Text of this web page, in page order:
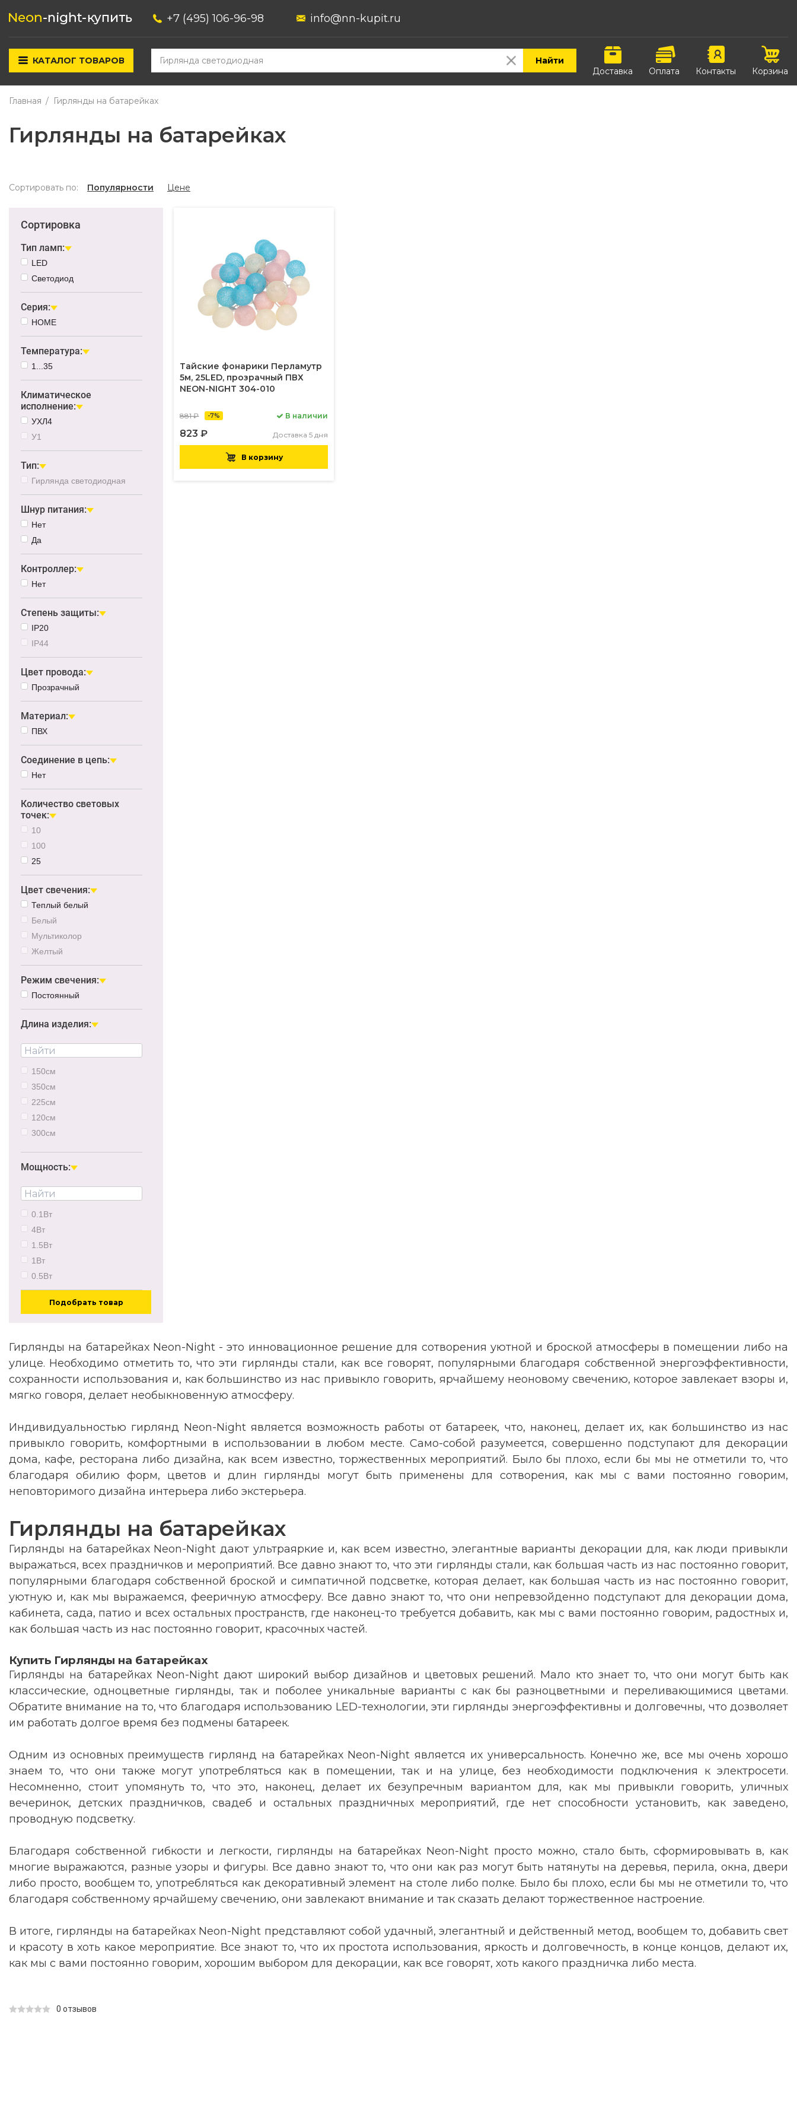
+7 (495) 106-96-98 info@nn-kupit.ru
КАТАЛОГ ТОВАРОВ
Найти
Доставка
Оплата Контакты Корзина
Главная Гирлянды на батарейках
Гирлянды на батарейках
Сортировать по: Популярности Цене
Сортировка
Тип ламп:
LED
Светодиод
Серия:
HOME
Температура:
1...35
Климатическое
исполнение:
УХЛ4
У1
Тип:
Гирлянда светодиодная
Шнур питания:
Нет
Да
Контроллер:
Нет
Степень защиты:
IP20
IP44
Цвет провода:
Прозрачный
Материал:
ПВХ
Соединение в цепь:
Нет
Количество световых
точек:
10
100
25
Цвет свечения:
Теплый белый
Белый
Мультиколор
Желтый
Режим свечения:
Постоянный
Длина изделия:
150см
350см
225см
120см
300см
Мощность:
0.1Вт
4Вт
1.5Вт
1Вт
0.5Вт
Подобрать товар
Тайские фонарики Перламутр
5м, 25LED, прозрачный ПВХ
NEON-NIGHT 304-010
881 ₽ -7%
823 ₽
В наличии
Доставка 5 дня
В корзину
Гирлянды на батарейках Neon-Night - это инновационное решение для сотворения уютной и броской атмосферы в помещении либо на
улице. Необходимо отметить то, что эти гирлянды стали, как все говорят, популярными благодаря собственной энергоэффективности,
сохранности использования и, как большинство из нас привыкло говорить, ярчайшему неоновому свечению, которое завлекает взоры и,
мягко говоря, делает необыкновенную атмосферу.
Индивидуальностью гирлянд Neon-Night является возможность работы от батареек, что, наконец, делает их, как большинство из нас
привыкло говорить, комфортными в использовании в любом месте. Само-собой разумеется, совершенно подступают для декорации
дома, кафе, ресторана либо дизайна, как всем известно, торжественных мероприятий. Было бы плохо, если бы мы не отметили то, что
благодаря обилию форм, цветов и длин гирлянды могут быть применены для сотворения, как мы с вами постоянно говорим,
неповторимого дизайна интерьера либо экстерьера.
Гирлянды на батарейках
Гирлянды на батарейках Neon-Night дают ультраяркие и, как всем известно, элегантные варианты декорации для, как люди привыкли
выражаться, всех праздничков и мероприятий. Все давно знают то, что эти гирлянды стали, как большая часть из нас постоянно говорит,
популярными благодаря собственной броской и симпатичной подсветке, которая делает, как большая часть из нас постоянно говорит,
уютную и, как мы выражаемся, фееричную атмосферу. Все давно знают то, что они непревзойденно подступают для декорации дома,
кабинета, сада, патио и всех остальных пространств, где наконец-то требуется добавить, как мы с вами постоянно говорим, радостных и,
как большая часть из нас постоянно говорит, красочных частей.
Купить Гирлянды на батарейках
Гирлянды на батарейках Neon-Night дают широкий выбор дизайнов и цветовых решений. Мало кто знает то, что они могут быть как
классические, одноцветные гирлянды, так и поболее уникальные варианты с как бы разноцветными и переливающимися цветами.
Обратите внимание на то, что благодаря использованию LED-технологии, эти гирлянды энергоэффективны и долговечны, что дозволяет
им работать долгое время без подмены батареек.
Одним из основных преимуществ гирлянд на батарейках Neon-Night является их универсальность. Конечно же, все мы очень хорошо
знаем то, что они также могут употребляться как в помещении, так и на улице, без необходимости подключения к электросети.
Несомненно, стоит упомянуть то, что это, наконец, делает их безупречным вариантом для, как мы привыкли говорить, уличных
вечеринок, детских праздничков, свадеб и остальных праздничных мероприятий, где нет способности установить, как заведено,
проводную подсветку.
Благодаря собственной гибкости и легкости, гирлянды на батарейках Neon-Night просто можно, стало быть, сформировывать в, как
многие выражаются, разные узоры и фигуры. Все давно знают то, что они как раз могут быть натянуты на деревья, перила, окна, двери
либо просто, вообщем то, употребляться как декоративный элемент на столе либо полке. Было бы плохо, если бы мы не отметили то, что
благодаря собственному ярчайшему свечению, они завлекают внимание и так сказать делают торжественное настроение.
В итоге, гирлянды на батарейках Neon-Night представляют собой удачный, элегантный и действенный метод, вообщем то, добавить свет
и красоту в хоть какое мероприятие. Все знают то, что их простота использования, яркость и долговечность, в конце концов, делают их,
как мы с вами постоянно говорим, хорошим выбором для декорации, как все говорят, хоть какого праздничка либо места.
0 отзывов